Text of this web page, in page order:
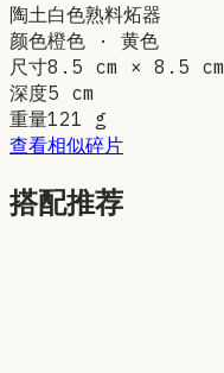
陶土白色熟料炻器
颜色橙色 · 黄色
尺寸8.5 cm × 8.5 cm
深度5 cm
重量121 g
查看相似碎片
搭配推荐